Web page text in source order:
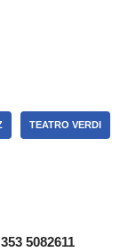
TEATRO VERDI
5082611